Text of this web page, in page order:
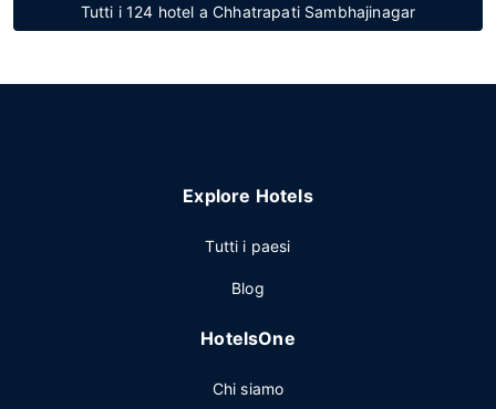
Tutti i 124 hotel a Chhatrapati Sambhajinagar
Explore Hotels
Tutti i paesi
Blog
HotelsOne
Chi siamo